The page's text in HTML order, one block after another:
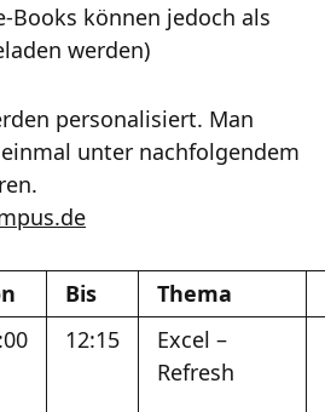
Books können jedoch als
werden)
personalisiert. Man
unter nachfolgendem
Bis
Thema
12:15
Excel –
Refresh